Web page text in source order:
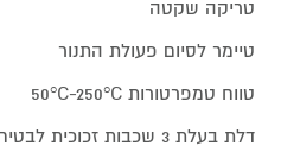
טריקה שקטה
טיימר לסיום פעולת התנור
טווח טמפרטורות 50°C-250°C
דלת בעלת 3 שכבות זכוכית לבטיחות מקסימלית